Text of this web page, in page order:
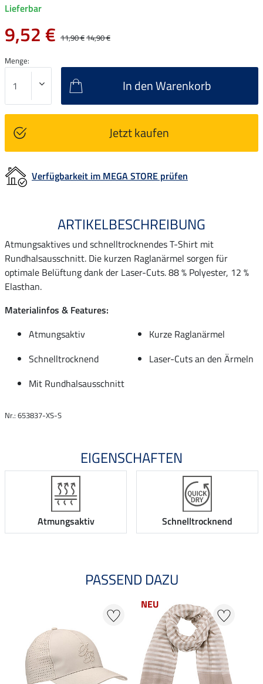
Lieferbar
9,52 € 11,90 €14,90 €
Menge:
In den Warenkorb
Jetzt kaufen
Verfügbarkeit im MEGA STORE prüfen
ARTIKELBESCHREIBUNG
Atmungsaktives und schnelltrocknendes T-Shirt mit
Rundhalsausschnitt. Die kurzen Raglanärmel sorgen für
optimale Belüftung dank der Laser-Cuts. 88 % Polyester, 12 %
Elasthan.
Materialinfos & Features:
Atmungsaktiv
Kurze Raglanärmel
Schnelltrocknend
Laser-Cuts an den Ärmeln
Mit Rundhalsausschnitt
Nr.: 653837-XS-S
EIGENSCHAFTEN
Atmungsaktiv Schnelltrocknend
PASSEND DAZU
NEU